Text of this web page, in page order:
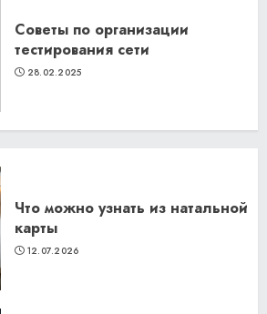
Советы по организации
тестирования сети
28.02.2025
Что можно узнать из натальной
карты
12.07.2026